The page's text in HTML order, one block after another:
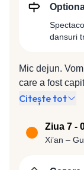
dansuri
Mic dejun.
care a fost
dinastii, locul
etern), este
civilizaţia
Citește tot
Ziua 7 -
Xi’an –